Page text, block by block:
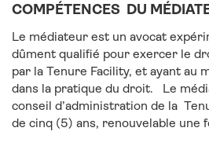
COMPÉTENCES DU
Le médiateur est un avocat
dûment qualifié pour exercer le
par la Tenure Facility, et ayant au
dans la pratique du droit. Le
conseil d’administration de la
de cinq (5) ans, renouvelable une